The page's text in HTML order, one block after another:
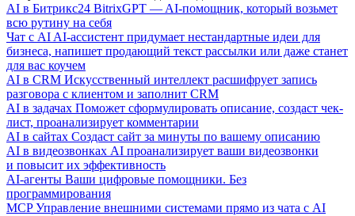
AI в Битрикс24 BitrixGPT — AI-помощник, который возьмет
всю рутину на себя
Чат с AI AI-ассистент придумает нестандартные идеи для
бизнеса, напишет продающий текст рассылки или даже станет
для вас коучем
AI в CRM Искусственный интеллект расшифрует запись
разговора с клиентом и заполнит CRM
AI в задачах Поможет сформулировать описание, создаст чек-
лист, проанализирует комментарии
AI в сайтах Создаст сайт за минуты по вашему описанию
AI в видеозвонках AI проанализирует ваши видеозвонки
и повысит их эффективность
AI-агенты Ваши цифровые помощники. Без
программирования
MCP Управление внешними системами прямо из чата с AI